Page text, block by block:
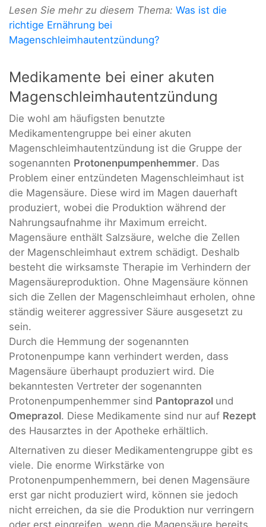
Lesen Sie mehr zu diesem Thema: Was ist die
richtige Ernährung bei
Magenschleimhautentzündung?
Medikamente bei einer akuten
Magenschleimhautentzündung
Die wohl am häufigsten benutzte
Medikamentengruppe bei einer akuten
Magenschleimhautentzündung ist die Gruppe der
sogenannten Protonenpumpenhemmer. Das
Problem einer entzündeten Magenschleimhaut ist
die Magensäure. Diese wird im Magen dauerhaft
produziert, wobei die Produktion während der
Nahrungsaufnahme ihr Maximum erreicht.
Magensäure enthält Salzsäure, welche die Zellen
der Magenschleimhaut extrem schädigt. Deshalb
besteht die wirksamste Therapie im Verhindern der
Magensäureproduktion. Ohne Magensäure können
sich die Zellen der Magenschleimhaut erholen, ohne
ständig weiterer aggressiver Säure ausgesetzt zu
sein.
Durch die Hemmung der sogenannten
Protonenpumpe kann verhindert werden, dass
Magensäure überhaupt produziert wird. Die
bekanntesten Vertreter der sogenannten
Protonenpumpenhemmer sind Pantoprazol und
Omeprazol. Diese Medikamente sind nur auf Rezept
des Hausarztes in der Apotheke erhältlich.
Alternativen zu dieser Medikamentengruppe gibt es
viele. Die enorme Wirkstärke von
Protonenpumpenhemmern, bei denen Magensäure
erst gar nicht produziert wird, können sie jedoch
nicht erreichen, da sie die Produktion nur verringern
oder erst eingreifen, wenn die Magensäure bereits